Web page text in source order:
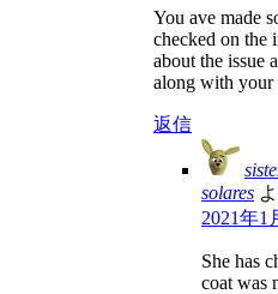
You ave made
checked on the
about the issue
along with your
返信
solares
2021年1
She has
coat was